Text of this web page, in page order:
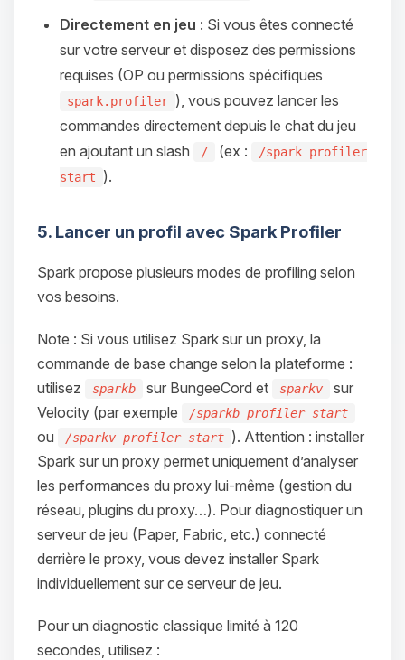
Directement en jeu : Si vous êtes connecté
sur votre serveur et disposez des permissions
requises (OP ou permissions spécifiques
spark.profiler ), vous pouvez lancer les
commandes directement depuis le chat du jeu
en ajoutant un slash
/ (ex :
/spark profiler
start
).
5. Lancer un profil avec Spark Profiler
Spark propose plusieurs modes de profiling selon
vos besoins.
Note : Si vous utilisez Spark sur un proxy, la
commande de base change selon la plateforme :
utilisez
sparkb sur BungeeCord et sparkv
sur
Velocity (par exemple
/sparkb profiler start
ou /sparkv profiler start ). Attention : installer
Spark sur un proxy permet uniquement d’analyser
les performances du proxy lui-même (gestion du
réseau, plugins du proxy…). Pour diagnostiquer un
serveur de jeu (Paper, Fabric, etc.) connecté
derrière le proxy, vous devez installer Spark
individuellement sur ce serveur de jeu.
Pour un diagnostic classique limité à 120
secondes, utilisez :